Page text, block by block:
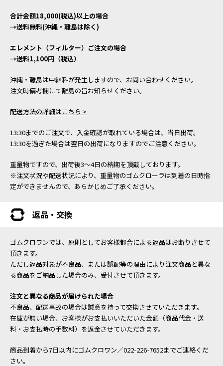
合計金額18,000(税込)以上の場合
→送料無料(沖縄・離島は除く)
エレメント（フィルター）ご注文の場合
→送料1,100円（税込）
沖縄・離島は中継料が発生しますので、お問い合わせください。
注文時備考欄にて離島の旨お知らせください。
配送方法の詳細はこちら >
13:30までのご注文で、入金確認が取れている場合は、当日出荷。
13:30を過ぎた場合は翌日の出荷になりますのでご注意ください。
重量物ですので、出荷後3～4日の納期を頂戴しております。
※注文状況や配送状況により、重量物のゴムクローラは到着の日時指
定ができませんので、あらかじめご了承ください。
返品・交換
ゴムクロワンでは、原則としてお客様都合による返品はお断りさせて
頂きます。
ただし返品対象が不良品、または誤配等の理由により注文商品と異な
る商品をご納品した場合のみ、受付させて頂きます。
注文と異なる商品が届けられた場合
不良品、配送事故の場合は誠意を持って交換させていただきます。
在庫が無い場合、お客様がお支払いいただいた金額（商品代金・送
料・お支払時の手数料）を返金させていただきます。
商品到着から7日以内にゴムクロワン／022-226-7652までご連絡くだ
さい。